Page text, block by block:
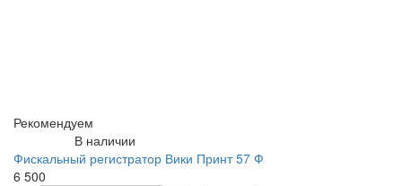
Рекомендуем
В наличии
Фискальный регистратор Вики Принт 57 Ф
6 500